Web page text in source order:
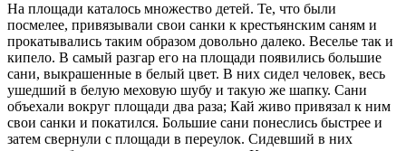
На площади каталось множество детей. Те, что были
посмелее, привязывали свои санки к крестьянским саням и
прокатывались таким образом довольно далеко. Веселье так и
кипело. В самый разгар его на площади появились большие
сани, выкрашенные в белый цвет. В них сидел человек, весь
ушедший в белую меховую шубу и такую же шапку. Сани
объехали вокруг площади два раза; Кай живо привязал к ним
свои санки и покатился. Большие сани понеслись быстрее и
затем свернули с площади в переулок. Сидевший в них